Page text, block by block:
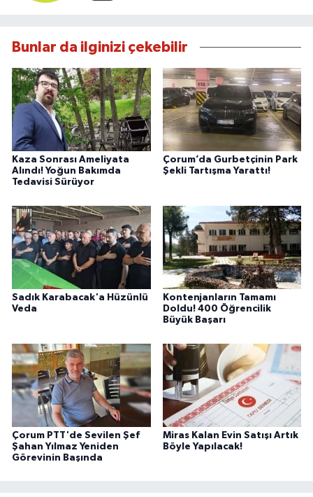
Bunlar da ilginizi çekebilir
Kaza Sonrası Ameliyata
Alındı! Yoğun Bakımda
Tedavisi Sürüyor
Çorum’da Gurbetçinin Park
Şekli Tartışma Yarattı!
Sadık Karabacak'a Hüzünlü
Veda
Kontenjanların Tamamı
Doldu! 400 Öğrencilik
Büyük Başarı
Çorum PTT'de Sevilen Şef
Şahan Yılmaz Yeniden
Görevinin Başında
Miras Kalan Evin Satışı Artık
Böyle Yapılacak!